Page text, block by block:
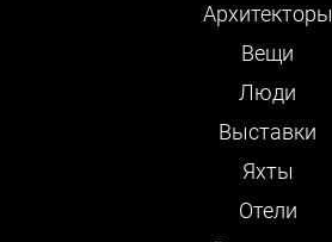
Архитекторы
Вещи
Люди
Выставки
Яхты
Отели